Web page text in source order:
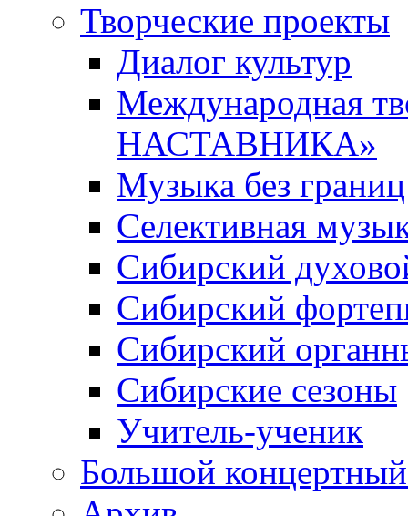
Творческие проекты
Диалог культур
Международная
НАСТАВНИКА»
Музыка без границ
Селективная
Сибирский
Сибирский
Сибирский
Сибирские сезоны
Учитель-ученик
Большой концертный